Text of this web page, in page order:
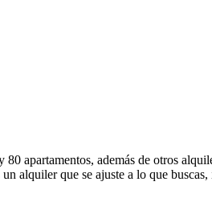
apartamentos, además de otros
alquiler que se ajuste a lo que